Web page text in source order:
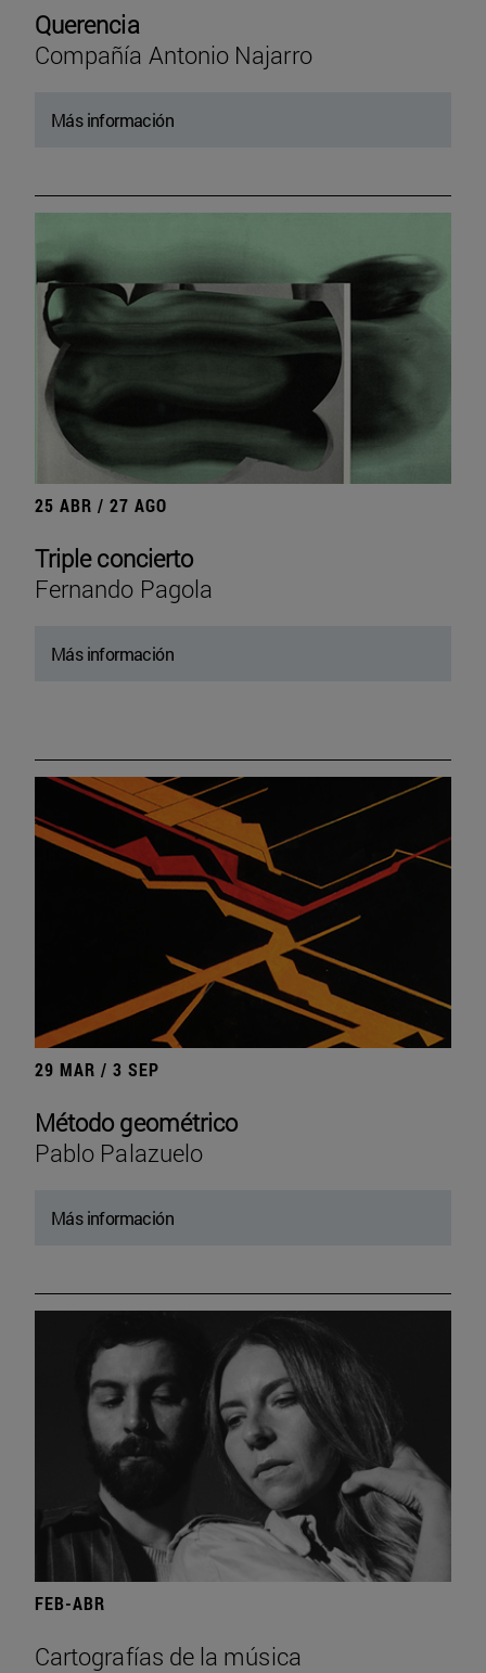
Querencia
Compañía Antonio Najarro
Más información
25 ABR / 27 AGO
Triple concierto
Fernando Pagola
Más información
29 MAR / 3 SEP
Método geométrico
Pablo Palazuelo
Más información
FEB-ABR
Cartografías de la música